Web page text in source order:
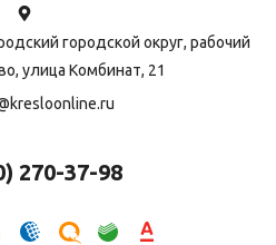
городской округ, рабочий
улица Комбинат, 21
270-37-98